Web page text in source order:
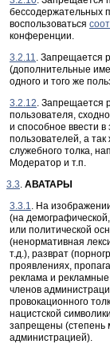
бессодержательных
воспользоваться
конференции.
3.2.11. Запрещается
(дополнительные
одного и того же
3.2.12. Запрещается
пользователя,
и способное ввести в
пользователей, а
служебного толка,
Модератор и т.п.
3.3. АВАТАРЫ
3.3.1. На
(на
или политической
(ненормативная
т.д.), разврат
проявлениях,
реклама и рекламные
членов
провокационного
нацистской
запрещены (степень
администрацией).